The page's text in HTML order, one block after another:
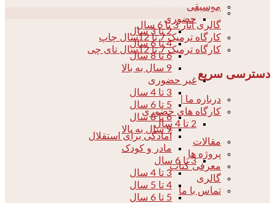
موسیقی
حضوری
2 تا 3 سال
4 تا 6 سال
6 تا 8 سال
9 سال به بالا
غیر حضوری
3 تا 4 سال
5 تا 6 سال
6 تا 8 سال
9 سال به بالا
مقالات
پروژه ها
معرفی کتاب
گالری
تماس با ما
04
گالری آثار 3 تا 6 سال
کارگاه ترمیک 7 تا 12سال چاپ
کارگاه ترمیک 7 تا 12سال تای چی
دسترسی سریع
درباره ما |
کارگاه های حضوری
2 تا 4 سال
آمادگی برای استقلال
مادر و کودک
3 تا 6 سال
3 تا 4 سال
4 تا 5 سال
5 تا 6 سال